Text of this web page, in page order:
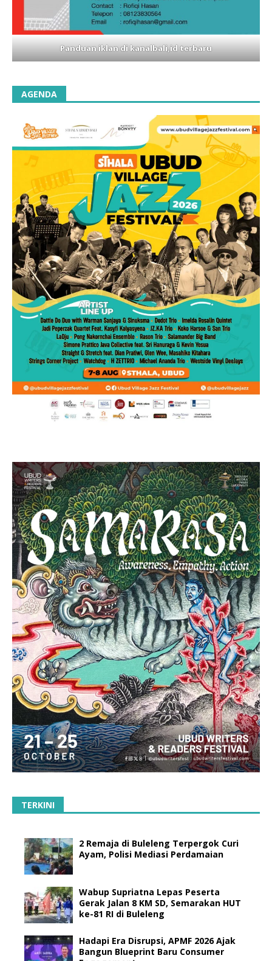
Panduan iklan di kanalbali,id terbaru
AGENDA
TERKINI
2 Remaja di Buleleng Terpergok Curi
Ayam, Polisi Mediasi Perdamaian
Wabup Supriatna Lepas Peserta
Gerak Jalan 8 KM SD, Semarakan HUT
ke-81 RI di Buleleng
Hadapi Era Disrupsi, APMF 2026 Ajak
Bangun Blueprint Baru Consumer